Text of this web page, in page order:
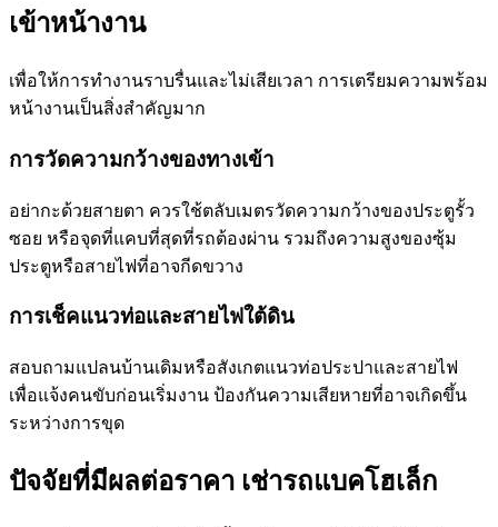
เข้าหน้างาน
เพื่อให้การทำงานราบรื่นและไม่เสียเวลา การเตรียมความพร้อม
หน้างานเป็นสิ่งสำคัญมาก
การวัดความกว้างของทางเข้า
อย่ากะด้วยสายตา ควรใช้ตลับเมตรวัดความกว้างของประตูรั้ว
ซอย หรือจุดที่แคบที่สุดที่รถต้องผ่าน รวมถึงความสูงของซุ้ม
ประตูหรือสายไฟที่อาจกีดขวาง
การเช็คแนวท่อและสายไฟใต้ดิน
สอบถามแปลนบ้านเดิมหรือสังเกตแนวท่อประปาและสายไฟ
เพื่อแจ้งคนขับก่อนเริ่มงาน ป้องกันความเสียหายที่อาจเกิดขึ้น
ระหว่างการขุด
ปัจจัยที่มีผลต่อราคา เช่ารถแบคโฮเล็ก